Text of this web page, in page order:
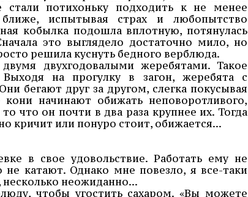
потихоньку подходить к не менее
испытывая страх и любопытство
кобылка подошла вплотную, потянулась
это выглядело достаточно мило, но
решила куснуть бедного верблюда.
двухгодовалыми жеребятами. Такое
Выходя на прогулку в загон, жеребята с
бегают друг за другом, слегка покусывая
начинают обижать неповоротливого,
что он почти в два раза крупнее их. Тогда
кричит или понуро стоит, обижается...
в свое удовольствие. Работать ему не
катают. Однако мне повезло, я все-таки
несколько неожиданно...
чтобы угостить сахаром. «Вы можете